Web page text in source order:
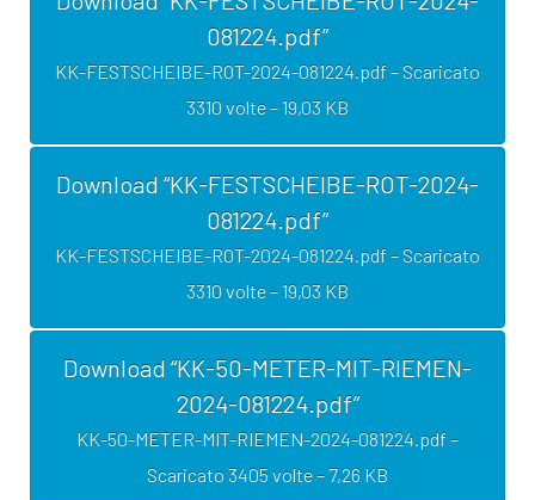
081224.pdf”
KK-FESTSCHEIBE-ROT-2024-081224.pdf – Scaricato
3310 volte – 19,03 KB
Download “KK-FESTSCHEIBE-ROT-2024-
081224.pdf”
KK-FESTSCHEIBE-ROT-2024-081224.pdf – Scaricato
3310 volte – 19,03 KB
Download “KK-50-METER-MIT-RIEMEN-
2024-081224.pdf”
KK-50-METER-MIT-RIEMEN-2024-081224.pdf –
Scaricato 3405 volte – 7,26 KB